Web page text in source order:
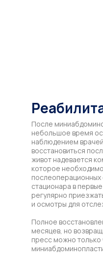
После
небольшое время
наблюдением
восстановиться
живот надевается
которое
послеоперационных
стационара в
регулярно
и осмотры для
Полное
месяцев, но
пресс можно